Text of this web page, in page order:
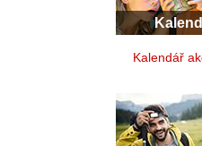
Kalendář